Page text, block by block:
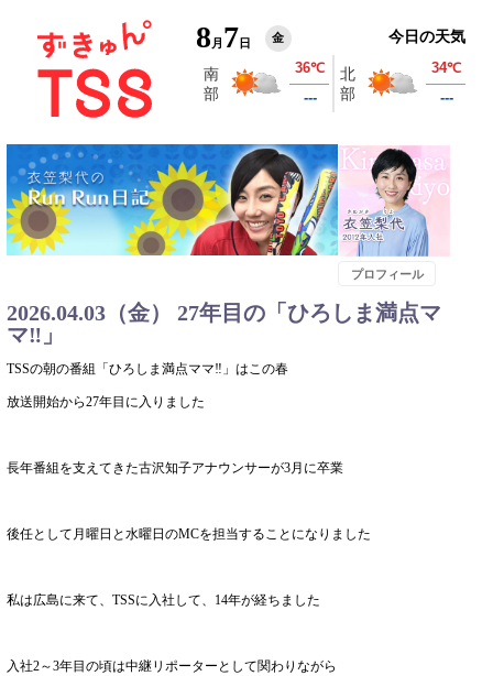
8 月 7 日 金 今日の天気
プロフィール
2026.04.03（金） 27年目の「ひろしま満点マ
マ‼」
TSSの朝の番組「ひろしま満点ママ‼」はこの春
放送開始から27年目に入りました
長年番組を支えてきた古沢知子アナウンサーが3月に卒業
後任として月曜日と水曜日のMCを担当することになりました
私は広島に来て、TSSに入社して、14年が経ちました
入社2～3年目の頃は中継リポーターとして関わりながら